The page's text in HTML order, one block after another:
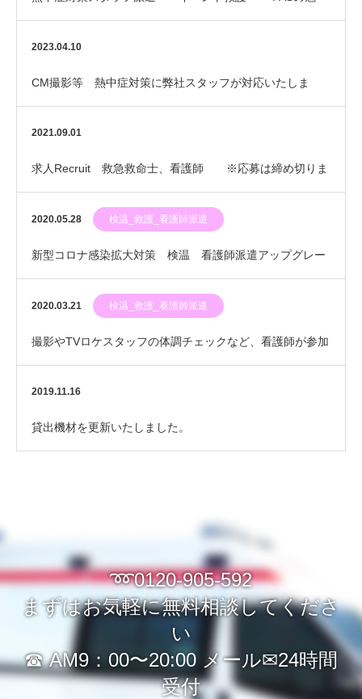
力〜
2023.04.10
CM撮影等 熱中症対策に弊社スタッフが対応いたしま
す。 イベント救護
2021.09.01
求人Recruit 救急救命士、看護師 ※応募は締め切りま
した
2020.05.28 検温_救護_看護師派遣
新型コロナ感染拡大対策 検温 看護師派遣アップグレー
ド
2020.03.21 検温_救護_看護師派遣
撮影やTVロケスタッフの体調チェックなど、看護師が参加
者の検温など行います
2019.11.16
貸出機材を更新いたしました。
➿0120-905-592
まずはお気軽に無料相談してくださ
い
☎︎ AM9：00〜20:00 メール✉︎24時間
受付